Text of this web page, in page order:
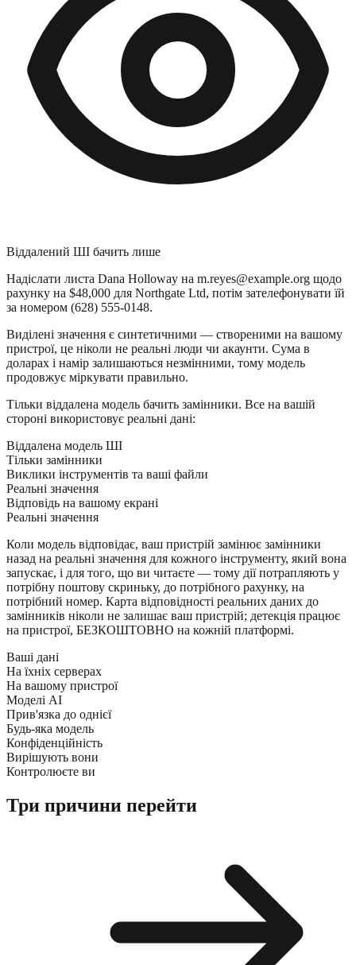
Віддалений ШІ бачить лише
Надіслати листа Dana Holloway на m.reyes@example.org щодо
рахунку на $48,000 для Northgate Ltd, потім зателефонувати їй
за номером (628) 555-0148.
Виділені значення є синтетичними — створеними на вашому
пристрої, це ніколи не реальні люди чи акаунти. Сума в
доларах і намір залишаються незмінними, тому модель
продовжує міркувати правильно.
Тільки віддалена модель бачить замінники. Все на вашій
стороні використовує реальні дані:
Віддалена модель ШІ
Тільки замінники
Виклики інструментів та ваші файли
Реальні значення
Відповідь на вашому екрані
Реальні значення
Коли модель відповідає, ваш пристрій замінює замінники
назад на реальні значення для кожного інструменту, який вона
запускає, і для того, що ви читаєте — тому дії потрапляють у
потрібну поштову скриньку, до потрібного рахунку, на
потрібний номер. Карта відповідності реальних даних до
замінників ніколи не залишає ваш пристрій; детекція працює
на пристрої, БЕЗКОШТОВНО на кожній платформі.
Ваші дані
На їхніх серверах
На вашому пристрої
Моделі AI
Прив'язка до однієї
Будь-яка модель
Конфіденційність
Вирішують вони
Контролюєте ви
Три причини перейти